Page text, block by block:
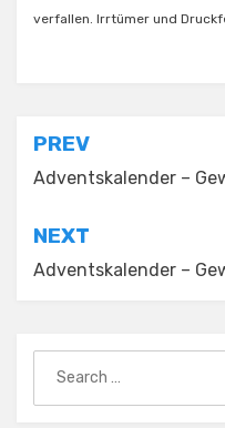
verfallen.​ Irrtümer und
PREV
Adventskalender –
NEXT
Adventskalender –
for: